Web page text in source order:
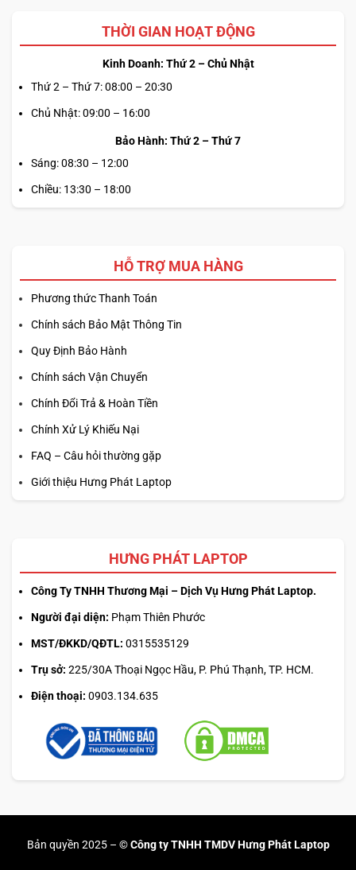
Alienware Pro Wireless Gaming Mouse
thành quả của hơn 18 tháng nghiên cứu cùng hơn 100
lượng siêu nhẹ, switch từ tính, cho đến thời lượng pin ấn
tượng và độ phản hồi cực nhanh, đây là thiết bị được thiết
kế để giúp bạn chiến thắng. Nếu bạn là một game thủ
chuyên nghiệp hoặc đam mê hiệu suất cao, đây là lựa
THỜI GIAN HOẠT ĐỘNG
Kinh Doanh: Thứ 2 – Chủ Nhật
Thứ 2 – Thứ 7: 08:00 – 20:30
Chủ Nhật: 09:00 – 16:00
Bảo Hành: Thứ 2 – Thứ 7
Sáng: 08:30 – 12:00
Chiều: 13:30 – 18:00
HỖ TRỢ MUA HÀNG
Phương thức Thanh Toán
Chính sách Bảo Mật Thông Tin
Quy Định Bảo Hành
Chính sách Vận Chuyển
Chính Đổi Trả & Hoàn Tiền
Chính Xử Lý Khiếu Nại
FAQ – Câu hỏi thường gặp
Giới thiệu Hưng Phát Laptop
HƯNG PHÁT LAPTOP
Công Ty TNHH Thương Mại – Dịch Vụ Hưng Phát Laptop.
Người đại diện: Phạm Thiên Phước
MST/ĐKKD/QĐTL: 0315535129
Trụ sở: 225/30A Thoại Ngọc Hầu, P. Phú Thạnh, TP. HCM.
Điện thoại: 0903.134.635
Bản quyền 2025 – © Công ty TNHH TMDV Hưng Phát Laptop